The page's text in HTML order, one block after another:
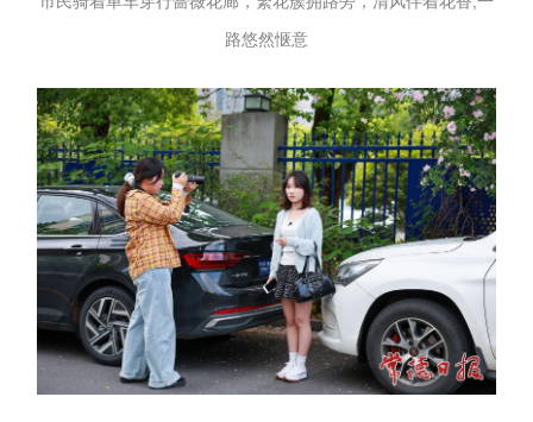
路悠然惬意